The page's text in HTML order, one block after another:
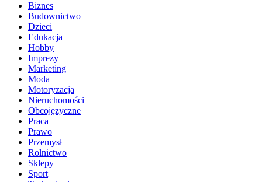
Biznes
Budownictwo
Dzieci
Edukacja
Hobby
Imprezy
Marketing
Moda
Motoryzacja
Nieruchomości
Obcojęzyczne
Praca
Prawo
Przemysł
Rolnictwo
Sklepy
Sport